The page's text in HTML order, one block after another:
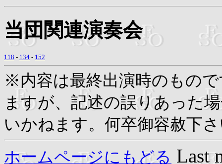
当団関連演奏会
118 - 134 - 152
※内容は最終出演時のもの
ますが、記述の誤りあった
いかねます。何卒御容赦下
ホームページにもどる Last